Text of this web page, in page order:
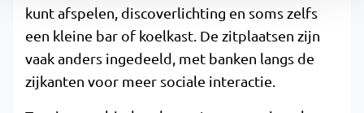
kunt afspelen, discoverlichting en soms zelfs
een kleine bar of koelkast. De zitplaatsen zijn
vaak anders ingedeeld, met banken langs de
zijkanten voor meer sociale interactie.